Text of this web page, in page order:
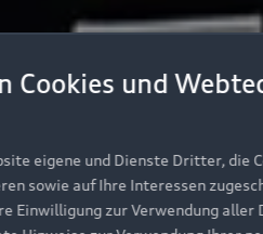
Cookies und
eigene und Dienste Dritter, die
sowie auf Ihre Interessen
Einwilligung zur Verwendung